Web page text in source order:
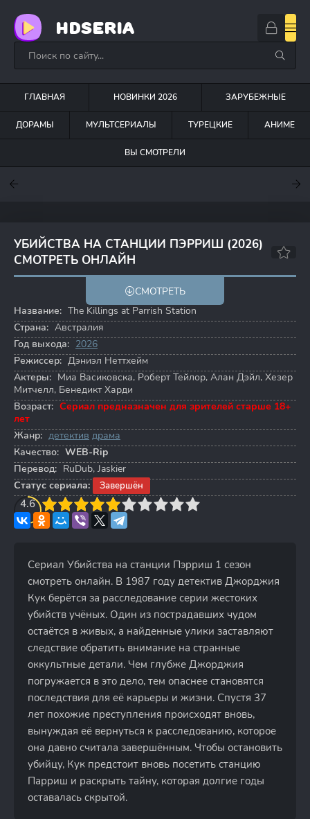
HDSERIA
ГЛАВНАЯ НОВИНКИ 2026 ЗАРУБЕЖНЫЕ
ДОРАМЫ МУЛЬТСЕРИАЛЫ ТУРЕЦКИЕ АНИМЕ
ВЫ СМОТРЕЛИ
УБИЙСТВА НА СТАНЦИИ ПЭРРИШ (2026)
СМОТРЕТЬ ОНЛАЙН
СМОТРЕТЬ
Название: The Killings at Parrish Station
Страна: Австралия
Год выхода: 2026
Режиссер: Дэниэл Неттхейм
Актеры: Миа Васиковска, Роберт Тейлор, Алан Дэйл, Хезер
Митчелл, Бенедикт Харди
Возраст: Сериал предназначен для зрителей старше 18+
лет
Жанр: детектив драма
Качество: WEB-Rip
Перевод: RuDub, Jaskier
Статус сериала:
Завершён
4.6
4 5 6 7 8 9 10
Сериал Убийства на станции Пэрриш 1 сезон
смотреть онлайн. В 1987 году детектив Джорджия
Кук берётся за расследование серии жестоких
убийств учёных. Один из пострадавших чудом
остаётся в живых, а найденные улики заставляют
следствие обратить внимание на странные
оккультные детали. Чем глубже Джорджия
погружается в это дело, тем опаснее становятся
последствия для её карьеры и жизни. Спустя 37
лет похожие преступления происходят вновь,
вынуждая её вернуться к расследованию, которое
она давно считала завершённым. Чтобы остановить
убийцу, Кук предстоит вновь посетить станцию
Парриш и раскрыть тайну, которая долгие годы
оставалась скрытой.